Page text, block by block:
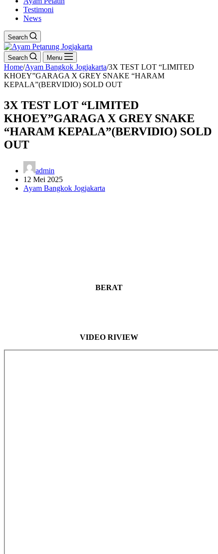
Testimoni
News
Search
Search Menu
Home/Ayam Bangkok Jogjakarta/3X TEST LOT “LIMITED
KHOEY”GARAGA X GREY SNAKE “HARAM
KEPALA”(BERVIDIO) SOLD OUT
3X TEST LOT “LIMITED
KHOEY”GARAGA X GREY SNAKE
“HARAM KEPALA”(BERVIDIO) SOLD
OUT
admin
12 Mei 2025
Ayam Bangkok Jogjakarta
BERAT
VIDEO RIVIEW